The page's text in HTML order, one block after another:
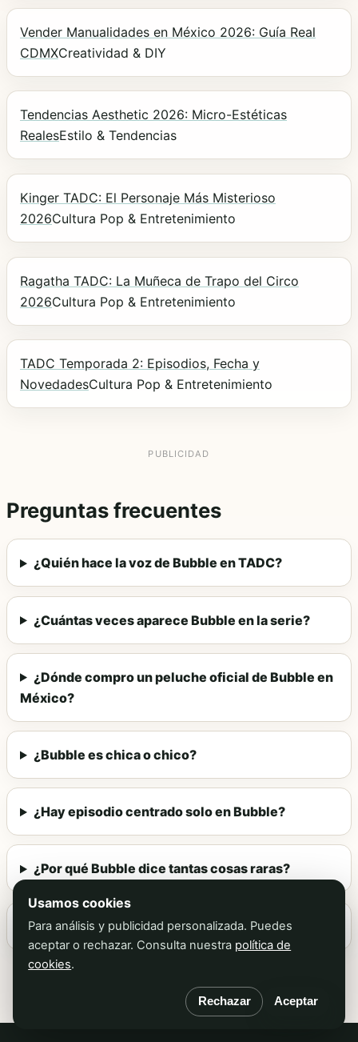
Vender Manualidades en México 2026: Guía Real
CDMXCreatividad & DIY
Tendencias Aesthetic 2026: Micro-Estéticas
RealesEstilo & Tendencias
Kinger TADC: El Personaje Más Misterioso
2026Cultura Pop & Entretenimiento
Ragatha TADC: La Muñeca de Trapo del Circo
2026Cultura Pop & Entretenimiento
TADC Temporada 2: Episodios, Fecha y
NovedadesCultura Pop & Entretenimiento
Preguntas frecuentes
¿Quién hace la voz de Bubble en TADC?
¿Cuántas veces aparece Bubble en la serie?
¿Dónde compro un peluche oficial de Bubble en
México?
¿Bubble es chica o chico?
¿Hay episodio centrado solo en Bubble?
¿Por qué Bubble dice tantas cosas raras?
¿Bubble tiene canción propia en TADC?
Usamos cookies
Para análisis y publicidad personalizada. Puedes
aceptar o rechazar. Consulta nuestra política de
cookies.
Rechazar Aceptar